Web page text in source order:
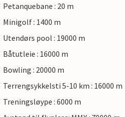
Petanquebane : 20 m
Minigolf : 1400 m
Utendørs pool : 19000 m
Båtutleie : 16000 m
Bowling : 20000 m
Terrengsykkelsti 5-10 km : 16000 m
Treningsløype : 6000 m